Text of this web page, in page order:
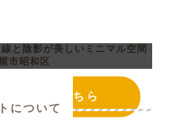
ントはこちら
について